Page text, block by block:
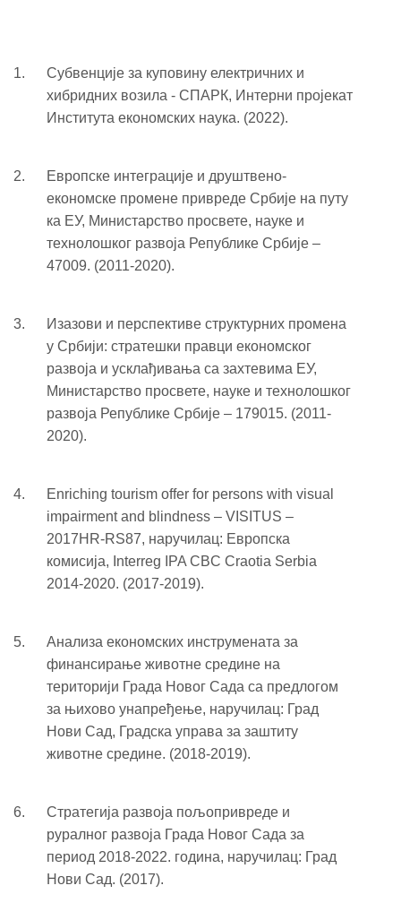
Субвенције за куповину електричних и
хибридних возила - СПАРК, Интерни пројекат
Института економских наука. (2022).
Европске интеграције и друштвено-
економске промене привреде Србије на путу
ка ЕУ, Министарство просвете, науке и
технолошког развоја Републике Србије –
47009. (2011-2020).
Изазови и перспективе структурних промена
у Србији: стратешки правци економског
развоја и усклађивања са захтевима ЕУ,
Министарство просвете, науке и технолошког
развоја Републике Србије – 179015. (2011-
2020).
Enriching tourism offer for persons with visual
impairment and blindness – VISITUS –
2017HR-RS87, наручилац: Европска
комисија, Interreg IPA CBC Craotia Serbia
2014-2020. (2017-2019).
Анализа економских инструмената за
финансирање животне средине на
територији Града Новог Сада са предлогом
за њихово унапређење, наручилац: Град
Нови Сад, Градска управа за заштиту
животне средине. (2018-2019).
Стратегија развоја пољопривреде и
руралног развоја Града Новог Сада за
период 2018-2022. година, наручилац: Град
Нови Сад. (2017).